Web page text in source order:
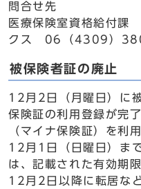
問合せ先
医療保険室資格給付
クス 06（4309）
被保険者証の廃止
12月2日（月曜日）に
保険証の利用登録が完
（マイナ保険証）を利
12月1日（日曜日）ま
は、記載された有効期
12月2日以降に転居な